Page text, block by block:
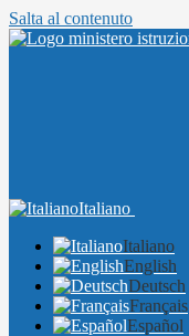
Salta al contenuto
Italiano
Italiano
English
Deutsch
Français
Español